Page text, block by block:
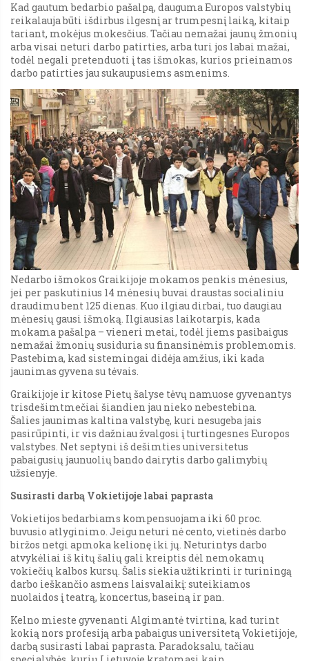
Kad gautum bedarbio pašalpą, dauguma Europos valstybių
reikalauja būti išdirbus ilgesnį ar trumpesnį laiką, kitaip
tariant, mokėjus mokesčius. Tačiau nemažai jaunų žmonių
arba visai neturi darbo patirties, arba turi jos labai mažai,
todėl negali pretenduoti į tas išmokas, kurios prieinamos
darbo patirties jau sukaupusiems asmenims.
Nedarbo išmokos Graikijoje mokamos penkis mėnesius,
jei per paskutinius 14 mėnesių buvai draustas socialiniu
draudimu bent 125 dienas. Kuo ilgiau dirbai, tuo daugiau
mėnesių gausi išmoką. Ilgiausias laikotarpis, kada
mokama pašalpa – vieneri metai, todėl jiems pasibaigus
nemažai žmonių susiduria su finansinėmis problemomis.
Pastebima, kad sistemingai didėja amžius, iki kada
jaunimas gyvena su tėvais.
Graikijoje ir kitose Pietų šalyse tėvų namuose gyvenantys
trisdešimtmečiai šiandien jau nieko nebestebina.
Šalies jaunimas kaltina valstybę, kuri nesugeba jais
pasirūpinti, ir vis dažniau žvalgosi į turtingesnes Europos
valstybes. Net septyni iš dešimties universitetus
pabaigusių jaunuolių bando dairytis darbo galimybių
užsienyje.
Susirasti darbą Vokietijoje labai paprasta
Vokietijos bedarbiams kompensuojama iki 60 proc.
buvusio atlyginimo. Jeigu neturi nė cento, vietinės darbo
biržos netgi apmoka kelionę iki jų. Neturintys darbo
atvykėliai iš kitų šalių gali kreiptis dėl nemokamų
vokiečių kalbos kursų. Šalis siekia užtikrinti ir turiningą
darbo ieškančio asmens laisvalaikį: suteikiamos
nuolaidos į teatrą, koncertus, baseiną ir pan.
Kelno mieste gyvenanti Algimantė tvirtina, kad turint
kokią nors profesiją arba pabaigus universitetą Vokietijoje,
darbą susirasti labai paprasta. Paradoksalu, tačiau